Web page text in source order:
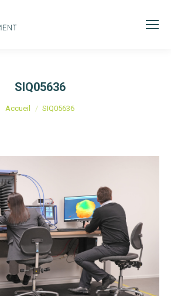
SIQ05636
Vous êtes ici :
Accueil SIQ05636